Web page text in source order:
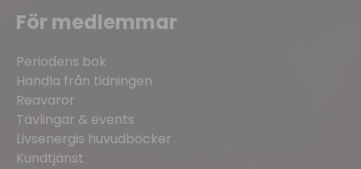
För medlemmar
Periodens bok
Handla från tidningen
Reavaror
Tävlingar & events
Livsenergis huvudböcker
Kundtjänst